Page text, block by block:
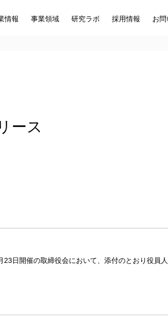
情報 事業領域 研究ラボ 採用情報 お
ース
日開催の取締役会において、添付のとおり役員